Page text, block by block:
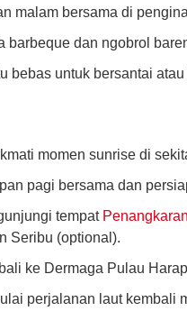
malam bersama di
barbeque dan ngobrol
bebas untuk bersantai
momen sunrise di
pagi bersama dan
tempat
Seribu (optional).
ke Dermaga Pulau
perjalanan laut kembali